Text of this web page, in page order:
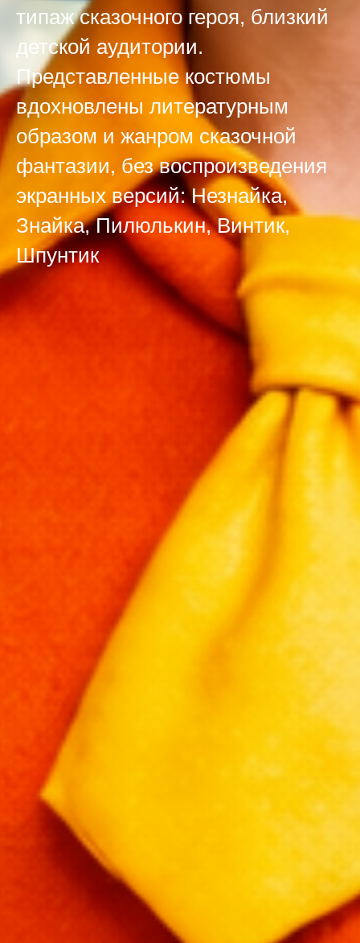
типаж сказочного героя, близкий
детской аудитории.
Представленные костюмы
вдохновлены литературным
образом и жанром сказочной
фантазии, без воспроизведения
экранных версий: Незнайка,
Знайка, Пилюлькин, Винтик,
Шпунтик